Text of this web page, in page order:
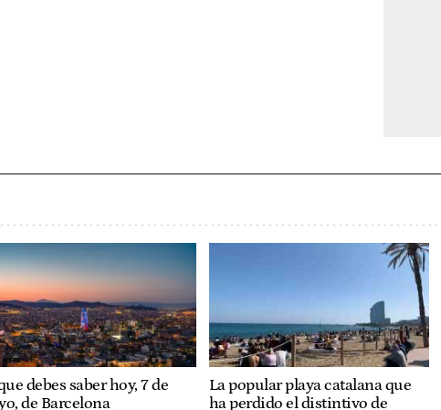
debes saber hoy, 7 de
de Barcelona
La popular playa catalana que
ha perdido el distintivo de